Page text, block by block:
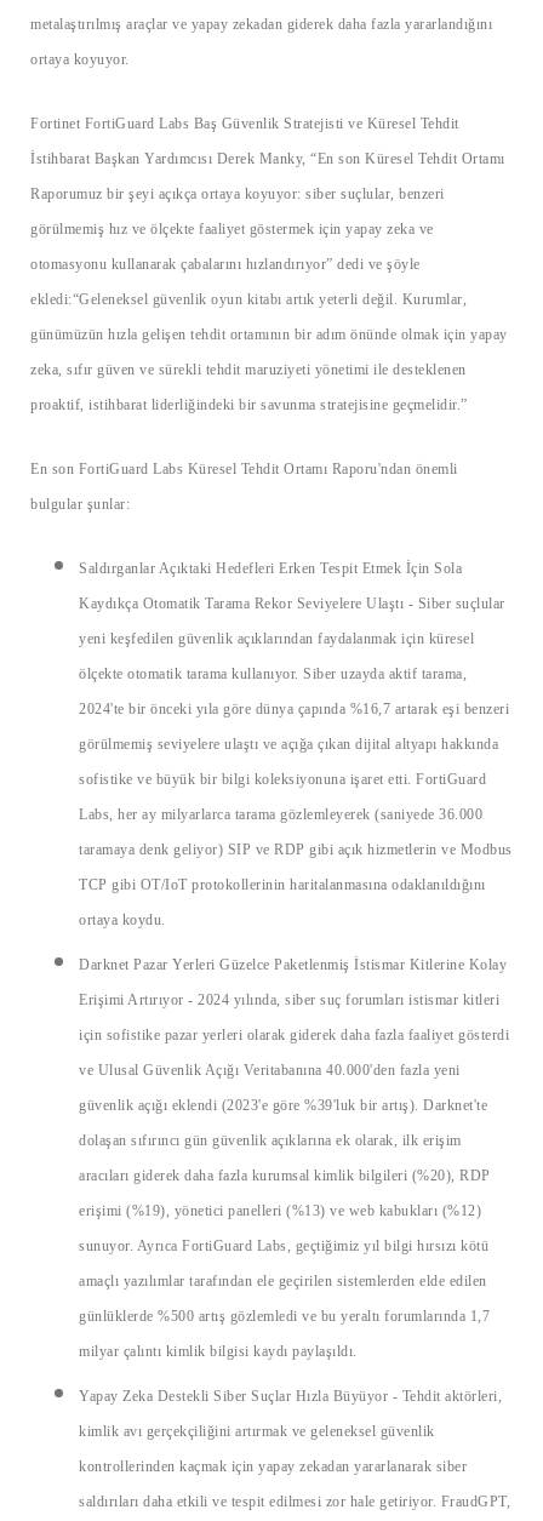
metalaştırılmış araçlar ve yapay zekadan giderek daha fazla yararlandığını
ortaya koyuyor.
Fortinet FortiGuard Labs Baş Güvenlik Stratejisti ve Küresel Tehdit
İstihbarat Başkan Yardımcısı Derek Manky, “En son Küresel Tehdit Ortamı
Raporumuz bir şeyi açıkça ortaya koyuyor: siber suçlular, benzeri
görülmemiş hız ve ölçekte faaliyet göstermek için yapay zeka ve
otomasyonu kullanarak çabalarını hızlandırıyor” dedi ve şöyle
ekledi:“Geleneksel güvenlik oyun kitabı artık yeterli değil. Kurumlar,
günümüzün hızla gelişen tehdit ortamının bir adım önünde olmak için yapay
zeka, sıfır güven ve sürekli tehdit maruziyeti yönetimi ile desteklenen
proaktif, istihbarat liderliğindeki bir savunma stratejisine geçmelidir.”
En son FortiGuard Labs Küresel Tehdit Ortamı Raporu'ndan önemli
bulgular şunlar:
Saldırganlar Açıktaki Hedefleri Erken Tespit Etmek İçin Sola
Kaydıkça Otomatik Tarama Rekor Seviyelere Ulaştı - Siber suçlular
yeni keşfedilen güvenlik açıklarından faydalanmak için küresel
ölçekte otomatik tarama kullanıyor. Siber uzayda aktif tarama,
2024'te bir önceki yıla göre dünya çapında %16,7 artarak eşi benzeri
görülmemiş seviyelere ulaştı ve açığa çıkan dijital altyapı hakkında
sofistike ve büyük bir bilgi koleksiyonuna işaret etti. FortiGuard
Labs, her ay milyarlarca tarama gözlemleyerek (saniyede 36.000
taramaya denk geliyor) SIP ve RDP gibi açık hizmetlerin ve Modbus
TCP gibi OT/IoT protokollerinin haritalanmasına odaklanıldığını
ortaya koydu.
Darknet Pazar Yerleri Güzelce Paketlenmiş İstismar Kitlerine Kolay
Erişimi Artırıyor - 2024 yılında, siber suç forumları istismar kitleri
için sofistike pazar yerleri olarak giderek daha fazla faaliyet gösterdi
ve Ulusal Güvenlik Açığı Veritabanına 40.000'den fazla yeni
güvenlik açığı eklendi (2023'e göre %39'luk bir artış). Darknet'te
dolaşan sıfırıncı gün güvenlik açıklarına ek olarak, ilk erişim
aracıları giderek daha fazla kurumsal kimlik bilgileri (%20), RDP
erişimi (%19), yönetici panelleri (%13) ve web kabukları (%12)
sunuyor. Ayrıca FortiGuard Labs, geçtiğimiz yıl bilgi hırsızı kötü
amaçlı yazılımlar tarafından ele geçirilen sistemlerden elde edilen
günlüklerde %500 artış gözlemledi ve bu yeraltı forumlarında 1,7
milyar çalıntı kimlik bilgisi kaydı paylaşıldı.
Yapay Zeka Destekli Siber Suçlar Hızla Büyüyor - Tehdit aktörleri,
kimlik avı gerçekçiliğini artırmak ve geleneksel güvenlik
kontrollerinden kaçmak için yapay zekadan yararlanarak siber
saldırıları daha etkili ve tespit edilmesi zor hale getiriyor. FraudGPT,